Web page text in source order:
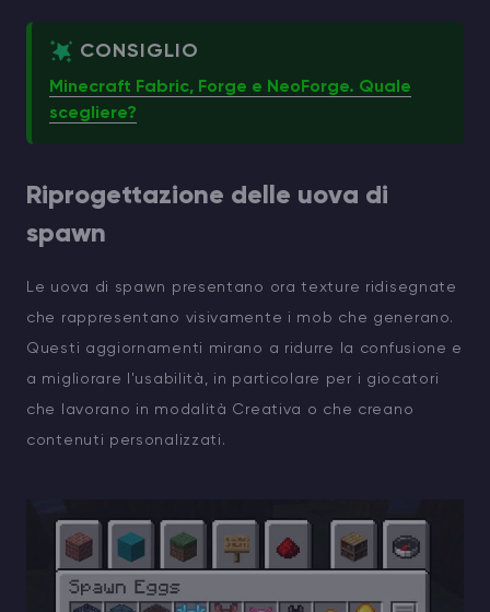
CONSIGLIO
Minecraft Fabric, Forge e NeoForge. Quale
scegliere?
Riprogettazione delle uova di
spawn
Le uova di spawn presentano ora texture ridisegnate
che rappresentano visivamente i mob che generano.
Questi aggiornamenti mirano a ridurre la confusione e
a migliorare l'usabilità, in particolare per i giocatori
che lavorano in modalità Creativa o che creano
contenuti personalizzati.